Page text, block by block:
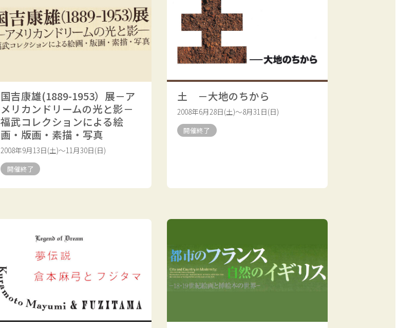
国吉康雄(1889-1953）展－ア
メリカンドリームの光と影－
福武コレクションによる絵
画・版画・素描・写真
2008年9月13日(土)～11月30日(日)
開催終了
土 －大地のちから
2008年6月28日(土)～8月31日(日)
開催終了